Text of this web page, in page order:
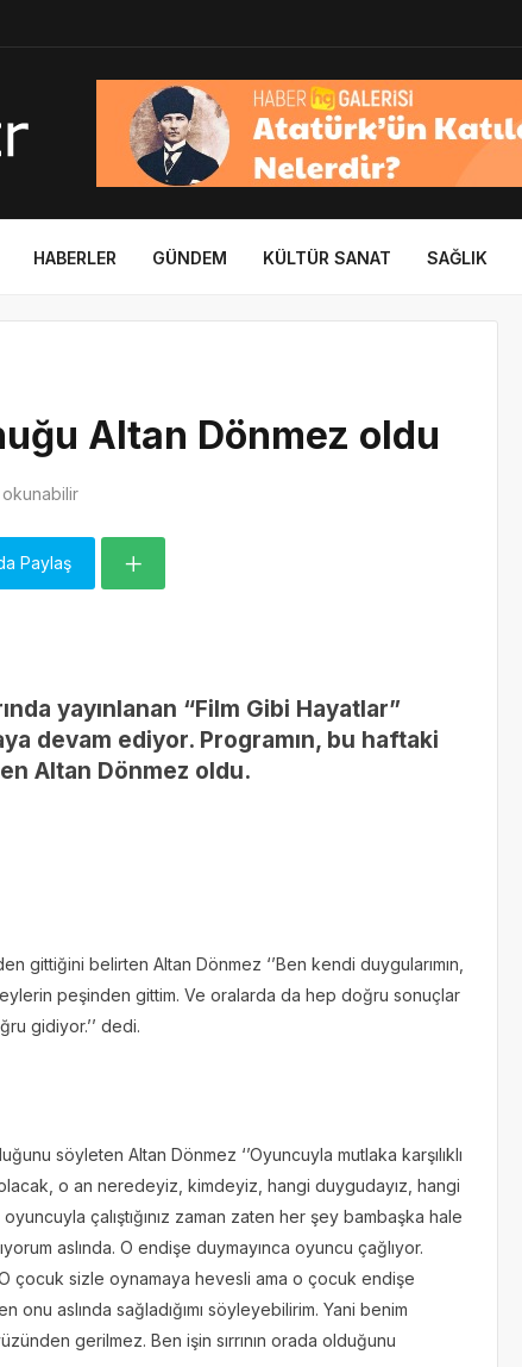
HABERLER GÜNDEM KÜLTÜR SANAT SAĞLIK
Altan Dönmez oldu
Paylaş
yayınlanan “Film Gibi Hayatlar”
devam ediyor. Programın, bu haftaki
Altan Dönmez oldu.
gittiğini belirten Altan Dönmez ‘’Ben kendi duygularımın,
peşinden gittim. Ve oralarda da hep doğru sonuçlar
gidiyor.’’ dedi.
söyleten Altan Dönmez ‘’Oyuncuyla mutlaka karşılıklı
o an neredeyiz, kimdeyiz, hangi duygudayız, hangi
çalıştığınız zaman zaten her şey bambaşka hale
aslında. O endişe duymayınca oyuncu çağlıyor.
çocuk sizle oynamaya hevesli ama o çocuk endişe
aslında sağladığımı söyleyebilirim. Yani benim
gerilmez. Ben işin sırrının orada olduğunu